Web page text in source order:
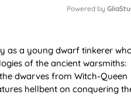
t
e
Powered by
as a young dwarf tinkerer
of the ancient warsmiths:
dwarves from Witch-Queen
hellbent on conquering